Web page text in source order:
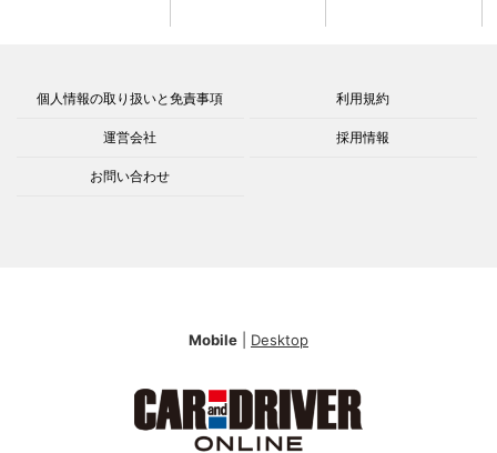
個人情報の取り扱いと免責事項 利用規約
運営会社 採用情報
お問い合わせ
Mobile Desktop